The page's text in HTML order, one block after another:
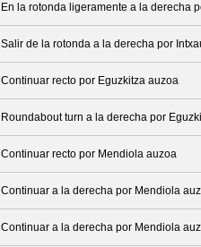
En la rotonda ligeramente a la derecha
Salir de la rotonda a la derecha por
Continuar recto por Eguzkitza auzoa
Roundabout turn a la derecha por
Continuar recto por Mendiola auzoa
Continuar a la derecha por Mendiola
Continuar a la derecha por Mendiola